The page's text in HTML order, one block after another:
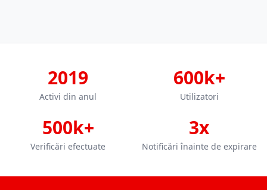
2019
Activi din anul
600k+
Utilizatori
500k+
Verificări efectuate
3x
Notificări înainte de expirare